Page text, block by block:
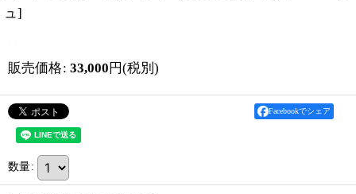
ュ ]
販売価格: 33,000 円(税別)
Facebookでシェア
数量: